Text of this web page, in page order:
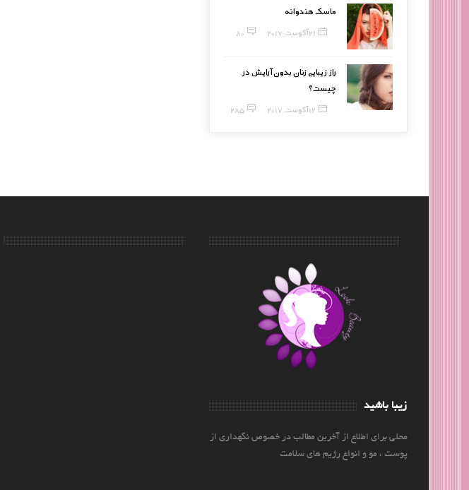
ماسک هندوانه
21 آگوست, 2017 80
راز زیبایی زنان بدون آرایش در
چیست؟
12 آگوست, 2017 285
زیبا باشید
محلی برای اطلاع از آخرین مطالب در خصوص نگهداری از
پوست ، مو و انواع رژیم های سلامت